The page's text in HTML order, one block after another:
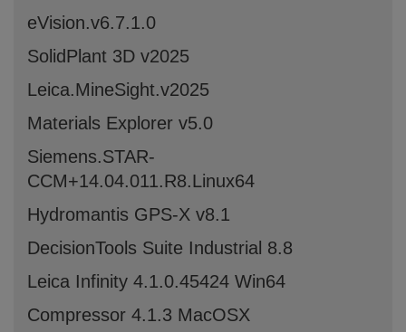
eVision.v6.7.1.0
SolidPlant 3D v2025
Leica.MineSight.v2025
Materials Explorer v5.0
Siemens.STAR-
CCM+14.04.011.R8.Linux64
Hydromantis GPS-X v8.1
DecisionTools Suite Industrial 8.8
Leica Infinity 4.1.0.45424 Win64
Compressor 4.1.3 MacOSX